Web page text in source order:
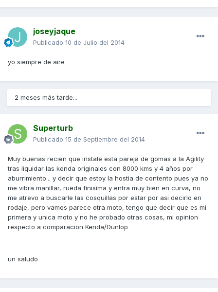
joseyjaque
Publicado 10 de Julio del 2014
yo siempre de aire
2 meses más tarde...
Superturb
Publicado 15 de Septiembre del 2014
Muy buenas recien que instale esta pareja de gomas a la Agility
tras liquidar las kenda originales con 8000 kms y 4 años por
aburrimiento... y decir que estoy la hostia de contento pues ya no
me vibra manillar, rueda finisima y entra muy bien en curva, no
me atrevo a buscarle las cosquillas por estar por asi decirlo en
rodaje, pero vamos parece otra moto, tengo que decir que es mi
primera y unica moto y no he probado otras cosas, mi opinion
respecto a comparacion Kenda/Dunlop
un saludo